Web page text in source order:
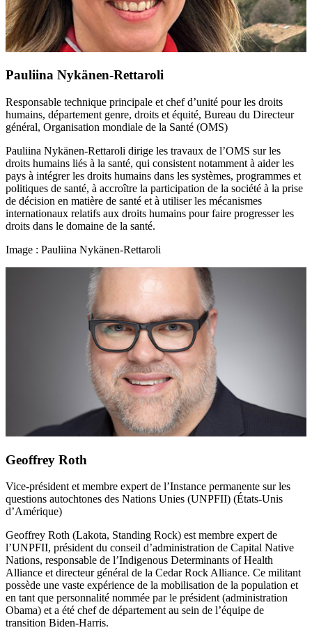
Pauliina Nykänen-Rettaroli
Responsable technique principale et chef d’unité pour les droits
humains, département genre, droits et équité, Bureau du Directeur
général, Organisation mondiale de la Santé (OMS)
Pauliina Nykänen-Rettaroli dirige les travaux de l’OMS sur les
droits humains liés à la santé, qui consistent notamment à aider les
pays à intégrer les droits humains dans les systèmes, programmes et
politiques de santé, à accroître la participation de la société à la prise
de décision en matière de santé et à utiliser les mécanismes
internationaux relatifs aux droits humains pour faire progresser les
droits dans le domaine de la santé.
Image : Pauliina Nykänen-Rettaroli
Geoffrey Roth
Vice-président et membre expert de l’Instance permanente sur les
questions autochtones des Nations Unies (UNPFII) (États-Unis
d’Amérique)
Geoffrey Roth (Lakota, Standing Rock) est membre expert de
l’UNPFII, président du conseil d’administration de Capital Native
Nations, responsable de l’Indigenous Determinants of Health
Alliance et directeur général de la Cedar Rock Alliance. Ce militant
possède une vaste expérience de la mobilisation de la population et
en tant que personnalité nommée par le président (administration
Obama) et a été chef de département au sein de l’équipe de
transition Biden-Harris.